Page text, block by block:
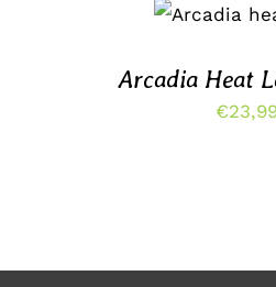
Arcadia Heat
€